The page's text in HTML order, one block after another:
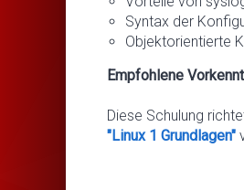
Syntax der
Objektorientierte
Empfohlene
Diese Schulung
"Linux 1 Grundlagen"